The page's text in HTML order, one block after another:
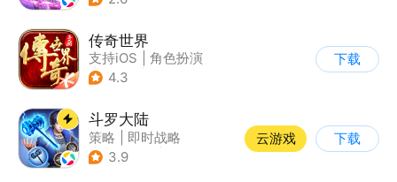
传奇世界
支持iOS
角色扮演
| ARPG
4.3
下载
斗罗大陆
策略
即时战略
| 小说改编
3.9
云游戏 下载